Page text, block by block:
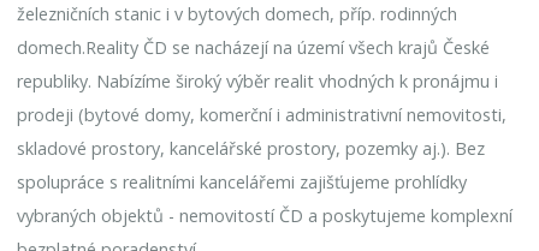
železničních stanic i v bytových domech, příp. rodinných
domech.Reality ČD se nacházejí na území všech krajů České
republiky. Nabízíme široký výběr realit vhodných k pronájmu i
prodeji (bytové domy, komerční i administrativní nemovitosti,
skladové prostory, kancelářské prostory, pozemky aj.). Bez
spolupráce s realitními kancelářemi zajišťujeme prohlídky
vybraných objektů - nemovitostí ČD a poskytujeme komplexní